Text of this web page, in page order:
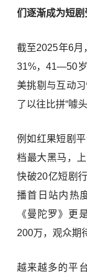
们逐渐成为短剧
截至2025年6
31%，41—50
美挑剔与互动
了以往比拼“噱
例如红果短剧
档最大黑马，
快破20亿短剧
播首日站内热
《曼陀罗》更
200万，观众期
越来越多的平